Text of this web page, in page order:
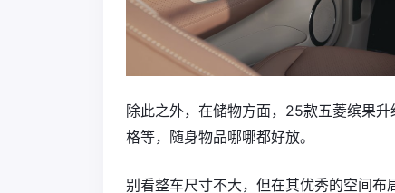
除此之外，在储物方面，25款五菱缤果
格等，随身物品哪哪都好放。
别看整车尺寸不大，但在其优秀的空间